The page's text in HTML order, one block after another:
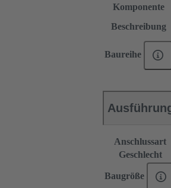
Komponente
Beschreibung
Baureihe
Anschlussart
Geschlecht
Baugröße